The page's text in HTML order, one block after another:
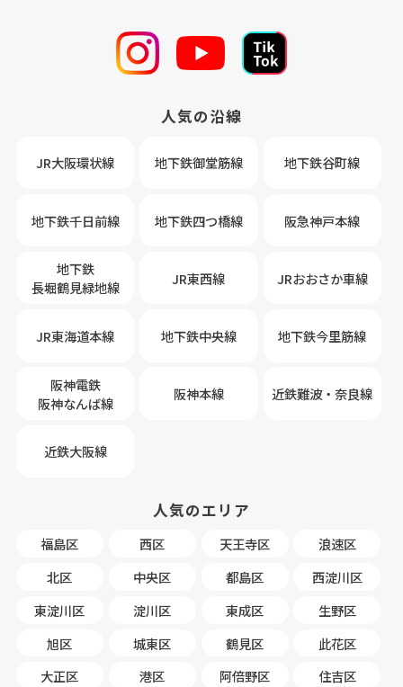
人気の沿線
JR大阪環状線 地下鉄御堂筋線 地下鉄谷町線
地下鉄千日前線 地下鉄四つ橋線 阪急神戸本線
地下鉄
長堀鶴見緑地線
JR東西線 JRおおさか車線
JR東海道本線 地下鉄中央線 地下鉄今里筋線
阪神電鉄
阪神なんば線
阪神本線 近鉄難波・奈良線
近鉄大阪線
人気のエリア
福島区 西区 天王寺区
浪速区
北区
中央区 都島区
西淀川区
東淀川区
淀川区 東成区
生野区
旭区
城東区 鶴見区
此花区
大正区
港区 阿倍野区
住吉区